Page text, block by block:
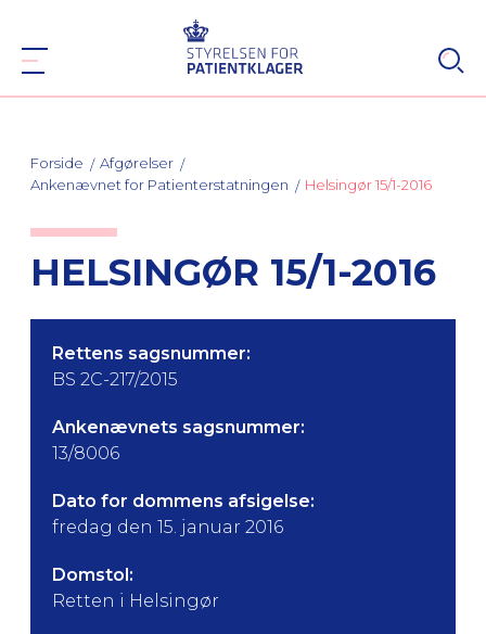
Forside
Afgørelser
Ankenævnet for Patienterstatningen
Helsingør 15/1-2016
HELSINGØR 15/1-2016
Rettens sagsnummer:
BS 2C-217/2015
Ankenævnets sagsnummer:
13/8006
Dato for dommens afsigelse:
fredag den 15. januar 2016
Domstol:
Retten i Helsingør